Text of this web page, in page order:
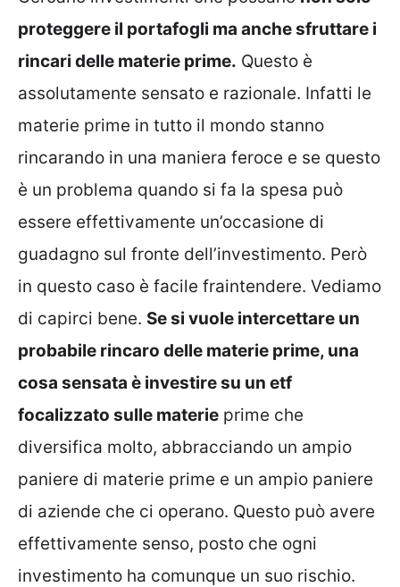
proteggere il portafogli ma anche sfruttare i
rincari delle materie prime. Questo è
assolutamente sensato e razionale. Infatti le
materie prime in tutto il mondo stanno
rincarando in una maniera feroce e se questo
è un problema quando si fa la spesa può
essere effettivamente un’occasione di
guadagno sul fronte dell’investimento. Però
in questo caso è facile fraintendere. Vediamo
di capirci bene. Se si vuole intercettare un
probabile rincaro delle materie prime, una
cosa sensata è investire su un etf
focalizzato sulle materie prime che
diversifica molto, abbracciando un ampio
paniere di materie prime e un ampio paniere
di aziende che ci operano. Questo può avere
effettivamente senso, posto che ogni
investimento ha comunque un suo rischio.